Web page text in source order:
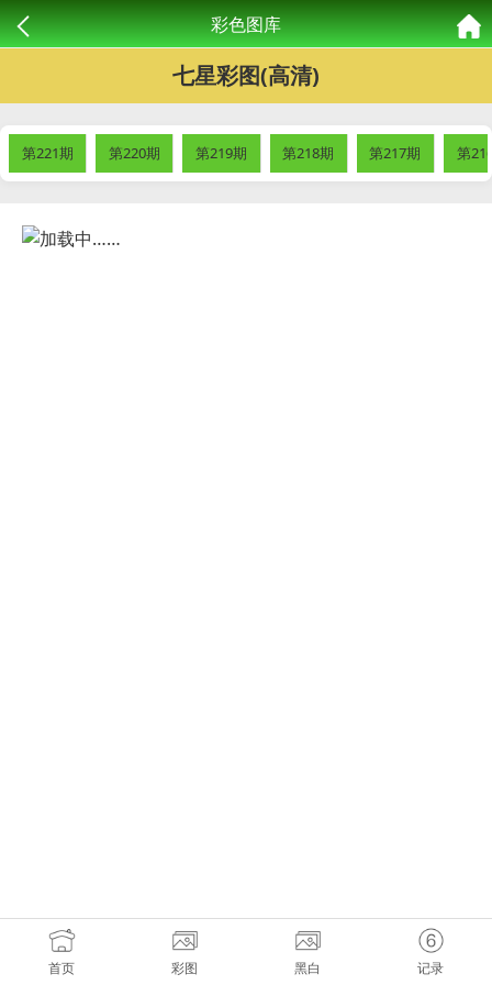
彩色图库
七星彩图(高清)
第221期 第220期 第219期 第218期 第217期 第
首页 彩图 黑白 记录